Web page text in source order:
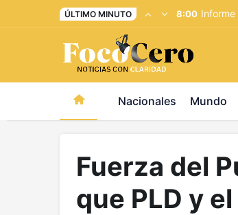
pusulabet giriş-trwin giriş levabet -
ÚLTIMO MINUTO 8:00 Informe
Nacionales Mundo
Fuerza del
que PLD y